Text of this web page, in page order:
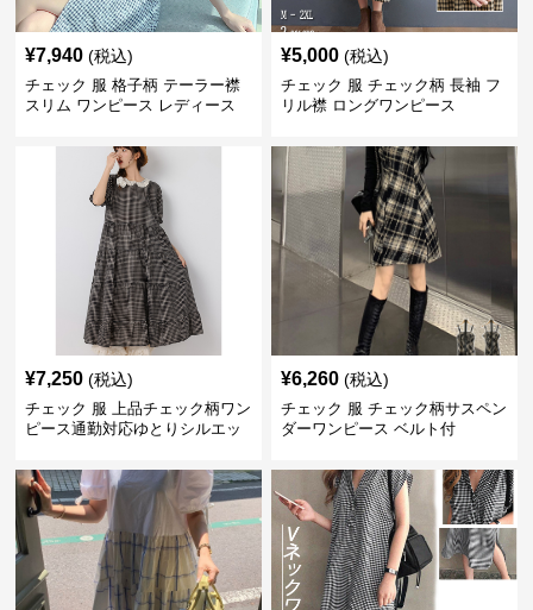
¥7,940 (税込)
チェック 服 格子柄 テーラー襟
スリム ワンピース レディース
¥5,000 (税込)
チェック 服 チェック柄 長袖 フ
リル襟 ロングワンピース
¥7,250 (税込)
チェック 服 上品チェック柄ワン
ピース通勤対応ゆとりシルエッ
¥6,260 (税込)
チェック 服 チェック柄サスペン
ダーワンピース ベルト付